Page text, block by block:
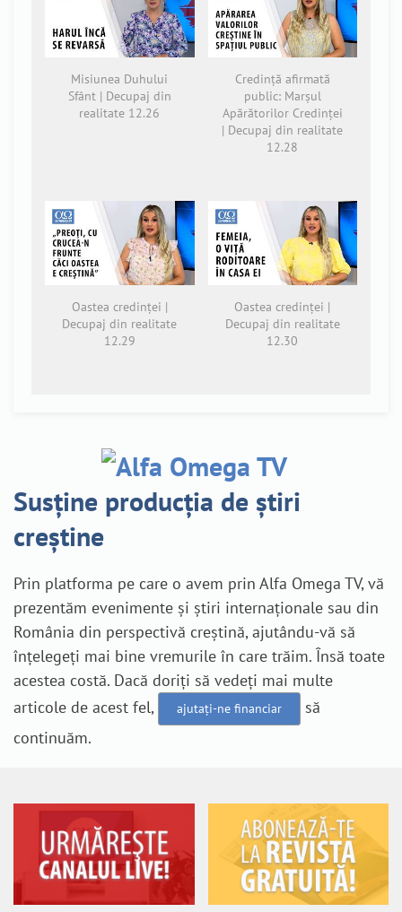
Misiunea Duhului
Sfânt | Decupaj din
realitate 12.26
Credință afirmată
public: Marșul
Apărătorilor Credinței
| Decupaj din realitate
12.28
Oastea credinței |
Decupaj din realitate
12.29
Oastea credinței |
Decupaj din realitate
12.30
Susține producția de știri
creștine
Prin platforma pe care o avem prin Alfa Omega TV, vă
prezentăm evenimente și știri internaționale sau din
România din perspectivă creștină, ajutându-vă să
înțelegeți mai bine vremurile în care trăim. Însă toate
acestea costă. Dacă doriți să vedeți mai multe
articole de acest fel,
ajutați-ne financiar
să
continuăm.